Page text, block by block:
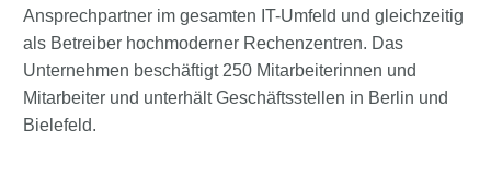
Ansprechpartner im gesamten IT-Umfeld und gleichzeitig
als Betreiber hochmoderner Rechenzentren. Das
Unternehmen beschäftigt 250 Mitarbeiterinnen und
Mitarbeiter und unterhält Geschäftsstellen in Berlin und
Bielefeld.